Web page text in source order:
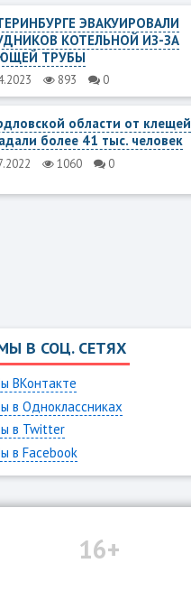
ЭВАКУИРОВАЛИ
КОТЕЛЬНОЙ ИЗ-ЗА
ТРУБЫ
893 0
области от клещей
более 41 тыс. человек
1060 0
В СОЦ. СЕТЯХ
ВКонтакте
в Одноклассниках
в Twitter
в Facebook
16+